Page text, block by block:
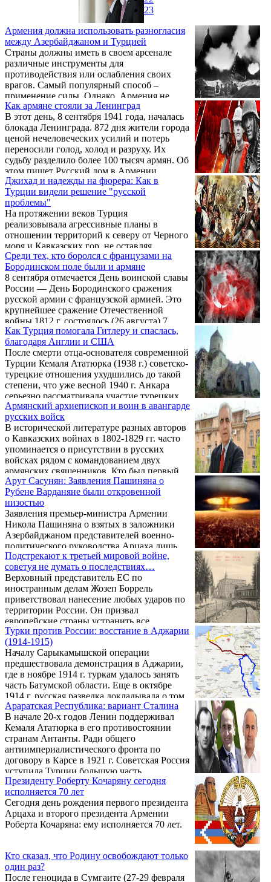
Армения должна использовать разногласия
между Азербайджаном и Турцией
Страны должны иметь в своем арсенале
различные инструменты для
противодействия или ослабления своих
врагов. Самый популярный способ –
применение силы. Однако, Армения не
может сделать это успешно из-за своих
слабых вооруженных сил.
Как армяне стояли за Ленинград
В этот день, 8 сентября 1941 года, началась
блокада Ленинграда. 872 дня жители города
ценой нечеловеческих усилий и потерь
переносили голод, холод и разруху. Их
судьбу разделило более 100 тысяч армян. Об
этом пишет Русский дом в Армении.
"Среди них не только жители города, но и
те 4 тысячи добровольцев, кто считал своим
долгом защиту отечества в рядах Советской
армии", - говорится в сообщении.
Джихад и надежды на фюрера: Как в
Турции видели решение "русской
проблемы"
На протяжении веков Турция
реализовывала агрессивные планы в
отношении территорий к северу от Черного
моря и Кавказских гор, не оставляя
попыток к их покорению тем или иным
путем. В статье рассказывается чего
жаждали турки и кто инспирировал
действия турецких властей.
Среди тех, кто боролся с французами на
Бородинском поле были и армяне
8 сентября отмечается День воинской славы
России — День Бородинского сражения
русской армии с французской армией. Это
крупнейшее сражение Отечественной
войны 1812 г. состоялось (26 августа) 7
сентября 1812 г. у села Бородино,
расположенного в 125 километрах западнее
Москвы.
Как Турция помогала Гитлеру и спаслась,
благодаря Англии и США
После смерти отца-основателя современной
Турции Кемаля Ататюрка (1938 г.) советско-
турецкие отношения ухудшились до такой
степени, что уже весной 1940 г. Анкара
серьезно рассматривала участие турецких
войск во вторжении британо-французского
корпуса в Закавказье.
Армянский архиепископ и воин в авангарде
русских войск
В исторической литературе разных авторов
о Кавказских войнах в 1802-1829 гг. часто
упоминается о присутствии в русских
войсках рядом с командованием двух
армянских священников. Кто был первый,
понятно - будущий Католикос Нерсес V
Аштаракеци. Второй менее известен, хотя
внес большой вклад в события того
периода, способствуя возрождению
Армении. Это архиепископ Григорий
Манучарян, родившийся и выросший в селе
Ахум Шамшадильского уезда.
Арут Сасунян: Заявления Пашиняна о
Рубене Варданяне были откровенной
низостью
Заявления премьер-министра Армении
Никола Пашиняна о взятых в заложники
Азербайджаном представителей военно-
политического руководства Арцаха лишь
усугубляют их положение. Об этом заявил
издатель и редактор газеты «The California
Courier» Арут Сасунян.
Подстрекают к третьей мировой войне,
советуя не думать о последствиях…
Верховный представитель ЕС по
иностранным делам Жозеп Боррель
приветствовал нанесение любых ударов по
территории России. Он призвал
европейские страны устранить все
препятствия для Украины в связи с ударами
по России. Очевидно, что новая эскалация
усилит позиции Зеленского и продлит его
пребывание на посту президента Украины,
хотя срок президентства давно истек.
Именно по этой причине глава офиса
президента Андрей Ермак и министр
обороны Рустем Умеров представили
действующей администрации США список
...
Турки против России: восстание в Аджарии
(1914-1915)
Началу Сарыкамышской операции
предшествовала демонстрация в Аджарии,
где в ноябре 1914 г. туркам удалось занять
часть Батумской области. Еще в октябре
1914 г. русская разведка докладывала о том,
что турецкое правительство начало
собирать отряды добровольцев для
вторжения в Аджарию, для чего местная
администрация пошла даже на
освобождение годных к службе арестантов.
Они вооружались и включались в «шайку
Аслан-бека Абашидзе» — представителя
местного владельческого рода.
Араратская Республика: вариант Сталина
В начале 20-х годов Ленин поддерживал
Кемаля Ататюрка в его противостоянии
странам Антанты. Ради общего
антиимпериалистического фронта по
договору в Карсе в 1921 г. Советская Россия
уступила Турции большую часть
территории Армении. К концу 30-х гг.
отношения двух стран изменились.
Интересно в этом плане выражение
Сталина, сказанное им в ноябре 1940 г.
генеральному секретарю исполкома
два миллиона грузин, полтора миллиона
армян, ...
Президенту Роберту Кочаряну сегодня
исполняется 70 лет
Сегодня день рождения первого президента
Арцаха и второго президента Армении
Роберта Кочаряна: ему исполняется 70 лет.
Кто сказал, что Родину освобождают только
один раз?
После геноцида в Сумгаите (27-29 февраля
23